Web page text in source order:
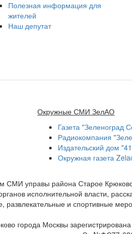
Полезная информация для
жителей
Наш депутат
Окружные СМИ ЗелАО
Газета "Зеленоград
Радиокомпания
Издательский дом
Окружная газета
СМИ управы района Старое
исполнительной власти,
развлекательные и спортивные
города Москвы